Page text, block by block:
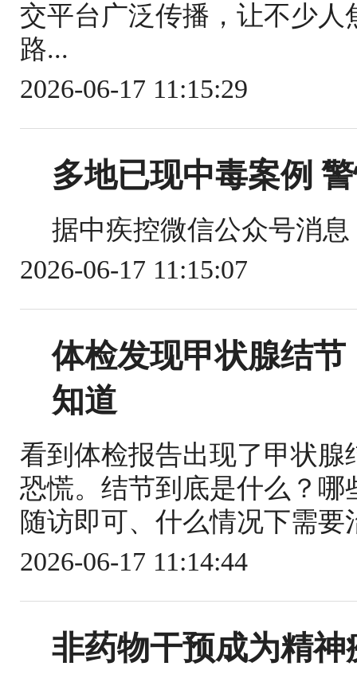
交平台广泛传播，让不少
路...
2026-06-17 11:15:29
多地已现中毒案例
据中疾控微信公众号消
2026-06-17 11:15:07
体检发现甲状腺结
知道
看到体检报告出现了甲状
恐慌。结节到底是什么？
随访即可、什么情况下需
2026-06-17 11:14:44
非药物干预成为精神